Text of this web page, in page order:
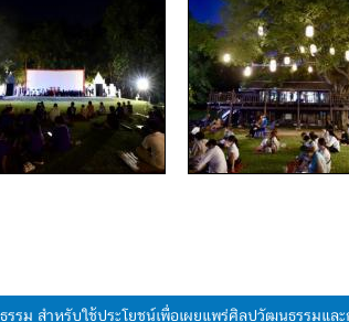
รม สำหรับใช้ประโยชน์เพื่อเผยแพร่ศิลปวัฒนธรรมแล